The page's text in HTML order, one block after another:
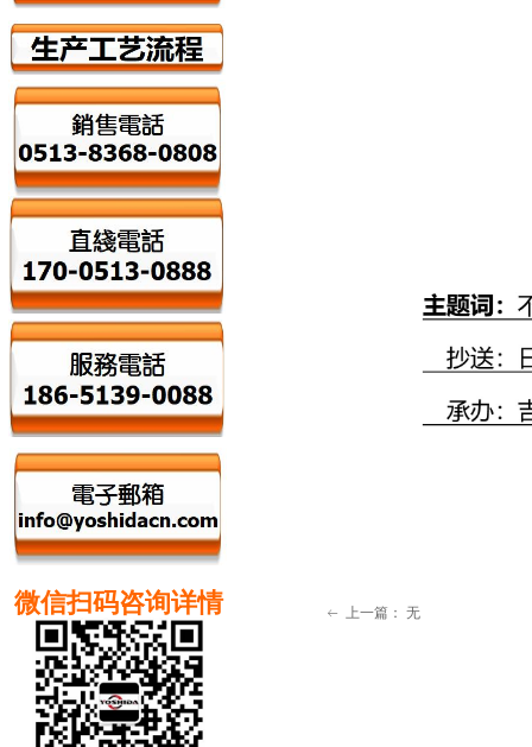
ꂃ 上一篇： 无
微信扫码咨询详情